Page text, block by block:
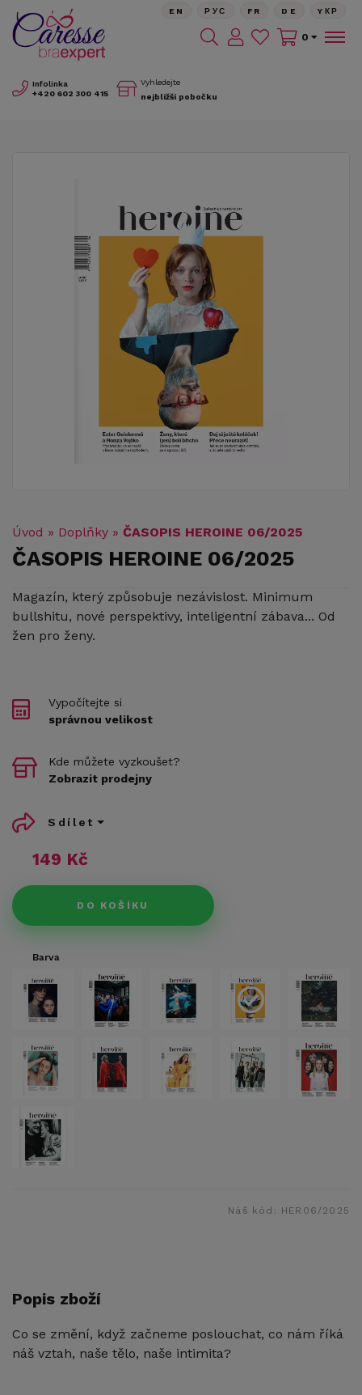
Infolinka
+420 602 300 415
Vyhledejte
nejbližší pobočku
EN РУС FR DE YКР
0
Úvod » Doplňky » ČASOPIS HEROINE 06/2025
ČASOPIS HEROINE 06/2025
Magazín, který způsobuje nezávislost. Minimum
bullshitu, nové perspektivy, inteligentní zábava... Od
žen pro ženy.
149 Kč
DO KOŠÍKU
Vypočítejte si
správnou velikost
Kde můžete vyzkoušet?
Zobrazit prodejny
Sdílet
Barva
Náš kód: HER06/2025
Popis zboží
Co se změní, když začneme poslouchat, co nám říká
náš vztah, naše tělo, naše intimita?